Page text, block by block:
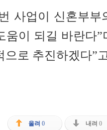
사업이 신혼부
움이 되길 바란다
으로 추진하겠다”
올려 0 내려 0